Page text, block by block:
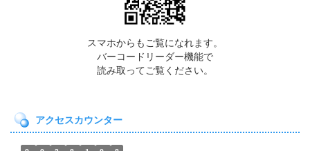
スマホからもご覧になれます。
バーコードリーダー機能で
読み取ってご覧ください。
アクセスカウンター